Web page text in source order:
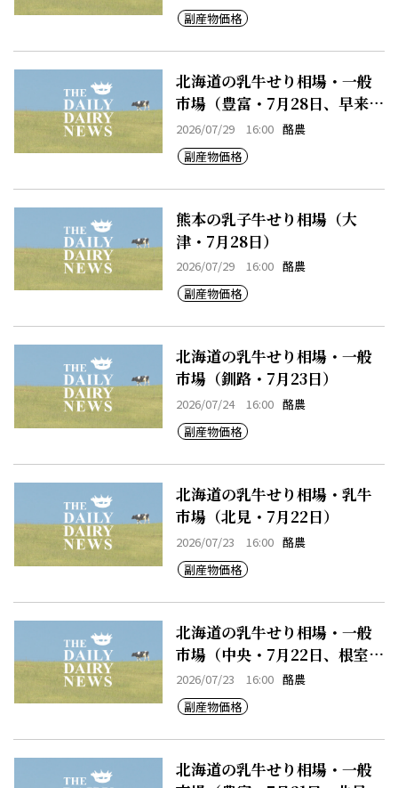
副産物価格
北海道の乳牛せり相場・一般
市場（豊富・7月28日、早来・
7月28日）
2026/07/29 16:00 酪農
副産物価格
熊本の乳子牛せり相場（大
津・7月28日）
2026/07/29 16:00 酪農
副産物価格
北海道の乳牛せり相場・一般
市場（釧路・7月23日）
2026/07/24 16:00 酪農
副産物価格
北海道の乳牛せり相場・乳牛
市場（北見・7月22日）
2026/07/23 16:00 酪農
副産物価格
北海道の乳牛せり相場・一般
市場（中央・7月22日、根室・
7月22日）
2026/07/23 16:00 酪農
副産物価格
北海道の乳牛せり相場・一般